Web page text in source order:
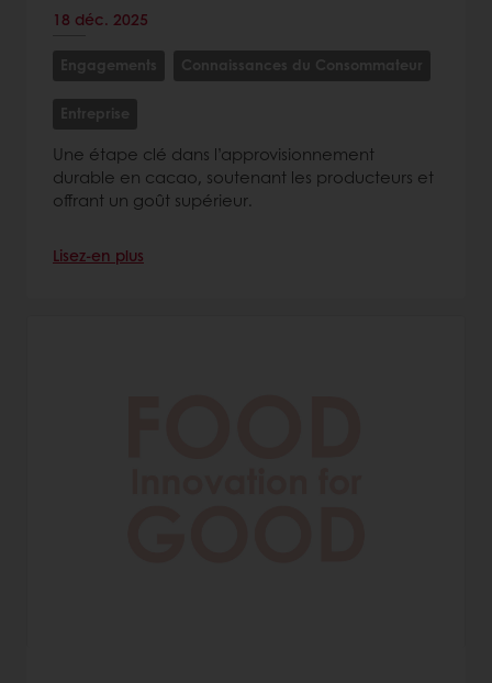
18 déc. 2025
Engagements Connaissances du Consommateur
Entreprise
Une étape clé dans l’approvisionnement
durable en cacao, soutenant les producteurs et
offrant un goût supérieur.
Lisez-en plus